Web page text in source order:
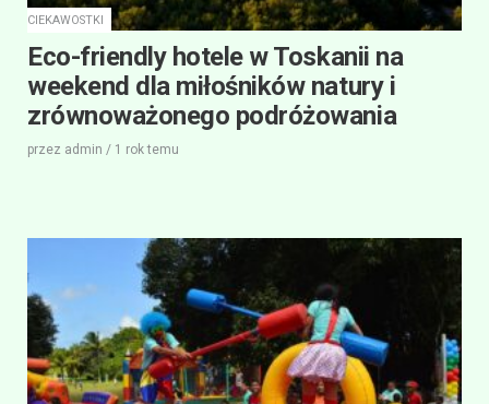
CIEKAWOSTKI
Eco-friendly hotele w Toskanii na
weekend dla miłośników natury i
zrównoważonego podróżowania
przez admin / 1 roktemu